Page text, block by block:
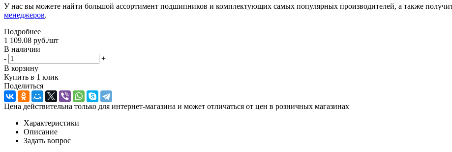
У нас вы можете найти большой ассортимент подшипников и комплектующих самых популярных производителей, а также
менеджеров.
Подробнее
1 109.08 руб./шт
В наличии
-
+
В корзину
Купить в 1 клик
Поделиться
Цена действительна только для интернет-магазина и может отличаться от цен в розничных магазинах
Характеристики
Описание
Задать вопрос